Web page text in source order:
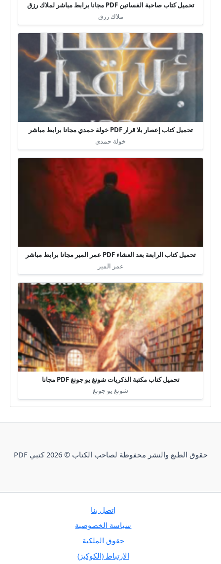
تحميل كتاب صاحبة الفساتين PDF مجانا برابط مباشر لملاك رزق
ملاك رزق
تحميل كتاب إعصار بلا قرار PDF خولة حمدي مجانا برابط مباشر
خولة حمدي
تحميل كتاب الرابعة بعد العشاء PDF عمر المير مجانا برابط مباشر
عمر المير
تحميل كتاب مكتبة الذكريات شونغ يو جونغ PDF مجانا
شونغ يو جونغ
حقوق الطبع والنشر محفوظة لصاحب الكتاب © 2026 كتبي PDF
إتصل بنا
سياسة الخصوصية
حقوق الملكية
الارتباط (الكوكيز)